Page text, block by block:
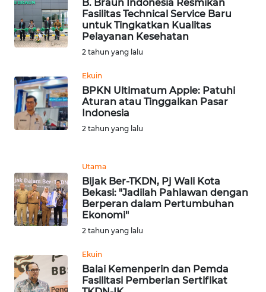
B. Braun Indonesia Resmikan
Fasilitas Technical Service Baru
untuk Tingkatkan Kualitas
Pelayanan Kesehatan
2 tahun yang lalu
Ekuin
BPKN Ultimatum Apple: Patuhi
Aturan atau Tinggalkan Pasar
Indonesia
2 tahun yang lalu
Utama
Bijak Ber-TKDN, Pj Wali Kota
Bekasi: "Jadilah Pahlawan dengan
Berperan dalam Pertumbuhan
Ekonomi"
2 tahun yang lalu
Ekuin
Balai Kemenperin dan Pemda
Fasilitasi Pemberian Sertifikat
WN
SULSEL
WN
WN
SULUT
WN
MALUT
WN
WN
DANAU